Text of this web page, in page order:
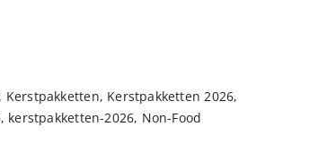
, Kerstpakketten, Kerstpakketten 2026,
, kerstpakketten-2026, Non-Food